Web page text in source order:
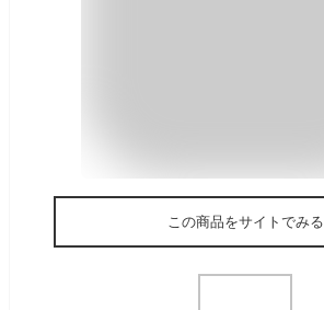
この商品をサイトでみる